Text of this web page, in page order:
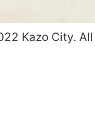
Kazo City.